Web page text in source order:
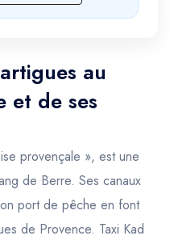
au
et de ses
provençale », est une
de Berre. Ses canaux
port de pêche en font
de Provence. Taxi Kad